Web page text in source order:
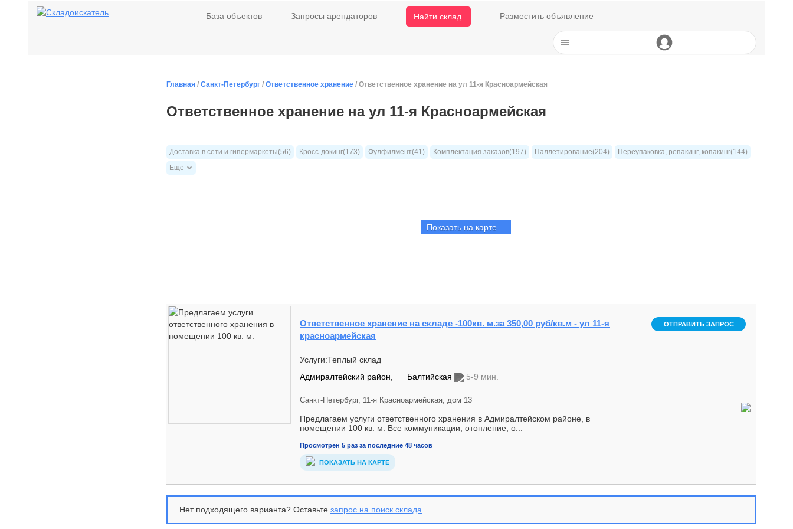
База объектов Запросы арендаторов Найти склад Разместить объявление
Главная / Санкт-Петербург / Ответственное хранение / Ответственное хранение на ул 11-я Красноармейская
Ответственное хранение на ул 11-я Красноармейская
Доставка в сети и гипермаркеты(56) Кросс-докинг(173) Фулфилмент(41) Комплектация заказов(197) Паллетирование(204)
Переупаковка, репакинг, копакинг(144)
Еще
Показать на карте
Ответственное хранение на складе -100кв. м.за 350,00 руб/кв.м - ул 11-я
красноармейская
Услуги:Теплый склад
Адмиралтейский район,
Балтийская 5-9 мин.
Санкт-Петербург, 11-я Красноармейская, дом 13
Предлагаем услуги ответственного хранения в Адмиралтейском районе, в
помещении 100 кв. м. Все коммуникации, отопление, о...
ОТПРАВИТЬ ЗАПРОС
Просмотрен 5 раз за последние 48 часов
ПОКАЗАТЬ НА КАРТЕ
Нет подходящего варианта? Оставьте запрос на поиск склада